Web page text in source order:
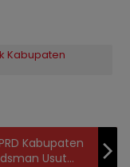
Kabupaten
Kabupaten
Usut